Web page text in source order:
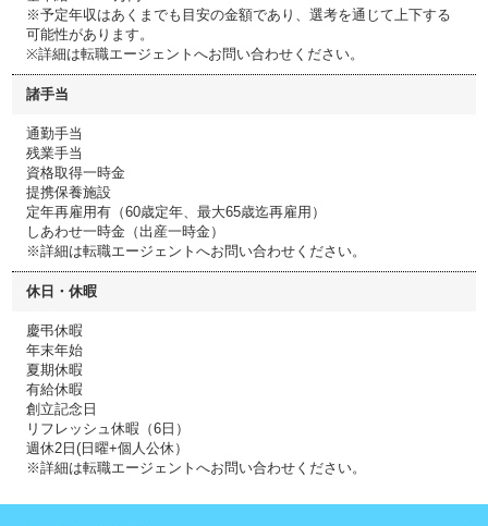
※予定年収はあくまでも目安の金額であり、選考を通じて上下する
可能性があります。
※詳細は転職エージェントへお問い合わせください。
諸手当
通勤手当
残業手当
資格取得一時金
提携保養施設
定年再雇用有（60歳定年、最大65歳迄再雇用）
しあわせ一時金（出産一時金）
※詳細は転職エージェントへお問い合わせください。
休日・休暇
慶弔休暇
年末年始
夏期休暇
有給休暇
創立記念日
リフレッシュ休暇（6日）
週休2日(日曜+個人公休）
※詳細は転職エージェントへお問い合わせください。